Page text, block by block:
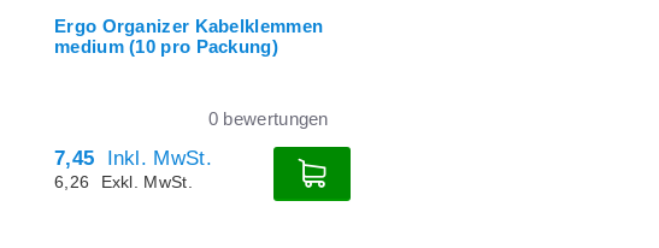
Ergo Organizer Kabelklemmen
medium (10 pro Packung)
0 bewertungen
7,45 Inkl. MwSt.
6,26 Exkl. MwSt.